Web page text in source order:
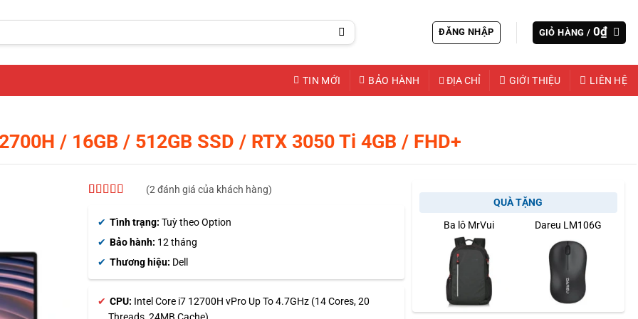
ĐĂNG NHẬP GIỎ HÀNG / 0₫
TIN MỚI BẢO HÀNH ĐỊA CHỈ GIỚI THIỆU LIÊN HỆ
/ 16GB / 512GB SSD / RTX 3050 Ti 4GB / FHD+
trên đánh
giá
(2đánh giá của khách hàng)
Tình trạng: Tuỳ theo Option
Bảo hành: 12 tháng
Thương hiệu: Dell
CPU: Intel Core i7 12700H vPro Up To 4.7GHz (14 Cores, 20
Threads, 24MB Cache)
QUÀ TẶNG
Ba lô MrVui
Dareu LM106G